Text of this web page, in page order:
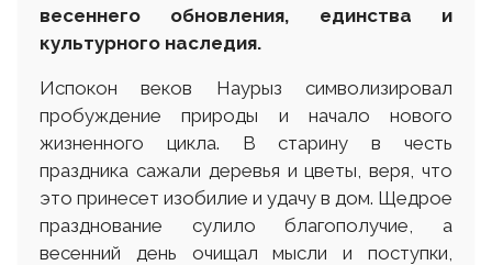
весеннего обновления, единства и
культурного наследия.
Испокон веков Наурыз символизировал
пробуждение природы и начало нового
жизненного цикла. В старину в честь
праздника сажали деревья и цветы, веря, что
это принесет изобилие и удачу в дом. Щедрое
празднование сулило благополучие, а
весенний день очищал мысли и поступки,